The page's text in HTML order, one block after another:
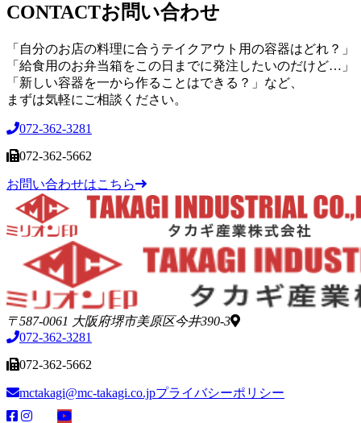
CONTACTお問い合わせ
「自分のお店の料理に合うテイクアウト用の容器はどれ？」
「給食用のお弁当箱をこの日までに発注したいのだけど…」
「新しい容器を一から作ることはできる？」など、
まずは気軽にご相談ください。
072-362-3281
072-362-5662
お問い合わせはこちら
〒587-0061 大阪府堺市美原区今井390-3
072-362-3281
072-362-5662
mctakagi@mc-takagi.co.jpプライバシーポリシー